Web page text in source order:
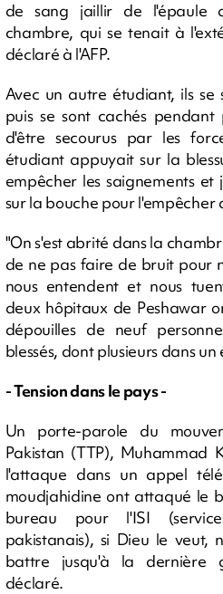
de sang jaillir de l'épaule
chambre, qui se tenait à
déclaré à l'AFP.
Avec un autre étudiant, ils se
puis se sont cachés
d'être secourus par les
étudiant appuyait sur la
empêcher les saignements
sur la bouche pour l'empêcher
"On s'est abrité dans la
de ne pas faire de bruit pour
nous entendent et nous
deux hôpitaux de Peshawar
dépouilles de neuf
blessés, dont plusieurs dans
- Tension dans le pays -
Un porte-parole du
Pakistan (TTP), Muhammad
l'attaque dans un appel
moudjahidine ont attaqué le
bureau pour l'ISI
pakistanais), si Dieu le veut,
battre jusqu'à la dernière
déclaré.